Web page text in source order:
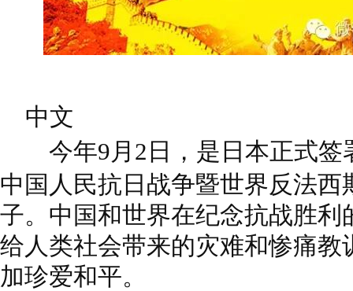
中文
今年9月2日，是日本正式签
中国人民抗日战争暨世界反法西
子。中国和世界在纪念抗战胜利
给人类社会带来的灾难和惨痛教
加珍爱和平。